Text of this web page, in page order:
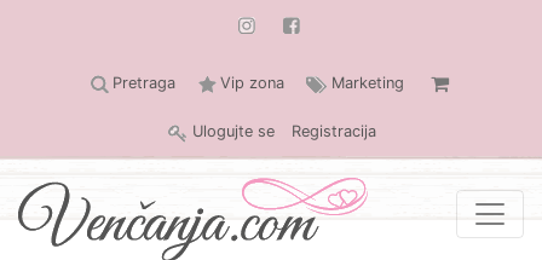
Pretraga Vip zona Marketing
Ulogujte se Registracija